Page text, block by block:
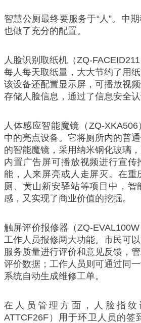
智慧公厕最终要服务于“人”。中
也做了充分的配置。
人脸识别取纸机（ZQ-
每人每天取纸量，大大节约了用
该设备还配置显示屏，可播放视
存储人脸信息，通过了信息安全认
人体感应智能魔镜（ZQ-
中的亮点设备。它将厕所内的普
的智能魔镜，采用纳米钢化玻璃
内置广告屏可播放视频进行宣传
能，人来屏亮或人走屏灭。在重
厕、黄山新安驿站等项目中，智
感，又实现了商业价值的挖掘。
触屏评价报修器（ZQ-
工作人员报修两大功能。市民可
服务质量进行评价和意见反馈，
评价数据；工作人员则可通过同
系统自动生成维修工单。
在人员管理方面，人脸指纹
ATTCF26F）用于环卫人员的签